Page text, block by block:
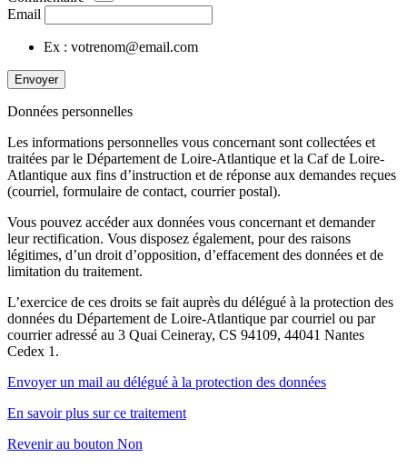
Email
Ex : votrenom@email.com
Envoyer
Données personnelles
Les informations personnelles vous concernant sont collectées et
traitées par le Département de Loire-Atlantique et la Caf de Loire-
Atlantique aux fins d’instruction et de réponse aux demandes reçues
(courriel, formulaire de contact, courrier postal).
Vous pouvez accéder aux données vous concernant et demander
leur rectification. Vous disposez également, pour des raisons
légitimes, d’un droit d’opposition, d’effacement des données et de
limitation du traitement.
L’exercice de ces droits se fait auprès du délégué à la protection des
données du Département de Loire-Atlantique par courriel ou par
courrier adressé au 3 Quai Ceineray, CS 94109, 44041 Nantes
Cedex 1.
Envoyer un mail au délégué à la protection des données
En savoir plus sur ce traitement
Revenir au bouton Non